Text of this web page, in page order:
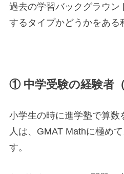
過去の学習バックグラウン
するタイプかどうかをある
① 中学受験の経験者（
小学生の時に進学塾で算数
人は、GMAT Mathに極め
す。